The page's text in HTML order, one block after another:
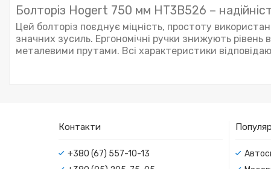
Болторіз Hogert 750 мм HT3B526 –
Цей болторіз поєднує міцність, простоту
значних зусиль. Ергономічні ручки знижують
металевими прутами. Всі характеристики
Контакти
+380 (67) 557-10-13